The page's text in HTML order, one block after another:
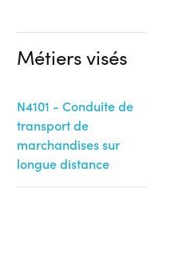
Métiers visés
N4101 - Conduite de
transport de
marchandises sur
longue distance